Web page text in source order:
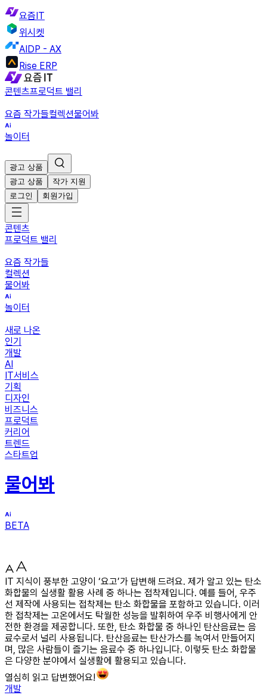
요즘IT
위시켓
AIDP - AX
Rise ERP
콘텐츠프로덕트 밸리
요즘 작가들컬렉션물어봐
놀이터
광고 상품
광고 상품
작가 지원
로그인
회원가입
콘텐츠
프로덕트 밸리
요즘 작가들
컬렉션
물어봐
놀이터
새로 나온
인기
개발
AI
IT서비스
기획
디자인
비즈니스
프로덕트
커리어
트렌드
스타트업
물어봐
BETA
IT 지식이 풍부한 고양이 ‘요고’가 답변해 드려요. 제가 알고 있는 탄소
화합물의 실생활 활용 사례 중 하나는 접착제입니다. 예를 들어, 우주
선 제작에 사용되는 접착제는 탄소 화합물을 포함하고 있습니다. 이러
한 접착제는 고온에서도 탁월한 성능을 발휘하여 우주 비행사에게 안
전한 환경을 제공합니다. 또한, 탄소 화합물 중 하나인 탄산음료는 음
료수로서 널리 사용됩니다. 탄산음료는 탄산가스를 녹여서 만들어지
며, 많은 사람들이 즐기는 음료수 중 하나입니다. 이렇듯 탄소 화합물
은 다양한 분야에서 실생활에 활용되고 있습니다.
열심히 읽고 답변했어요!
개발